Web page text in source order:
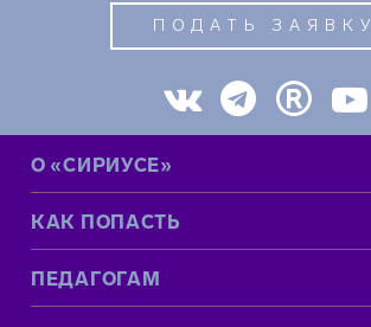
ПОДАТЬ ЗАЯВКУ
О «СИРИУСЕ»
КАК ПОПАСТЬ
ПЕДАГОГАМ